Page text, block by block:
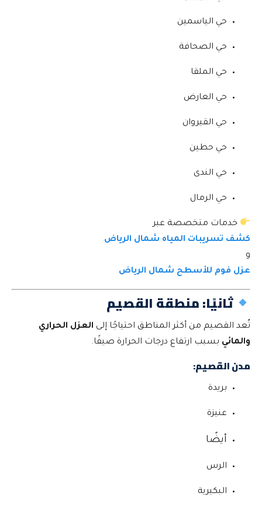
حي الياسمين
حي الصحافة
حي الملقا
حي العارض
حي القيروان
حي حطين
حي الندى
حي الرمال
خدمات متخصصة عبر
كشف تسريبات المياه شمال الرياض
و
عزل فوم للأسطح شمال الرياض
ثانيًا: منطقة القصيم
تُعد القصيم من أكثر المناطق احتياجًا إلى العزل الحراري
والمائي بسبب ارتفاع درجات الحرارة صيفًا.
مدن القصيم:
بريدة
عنيزة
أيضًا
الرس
البكيرية